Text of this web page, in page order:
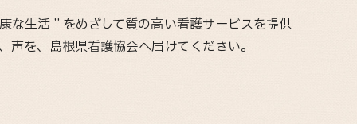
な生活 ” をめざして質の高い看護サービスを提供
を、島根県看護協会へ届けてください。